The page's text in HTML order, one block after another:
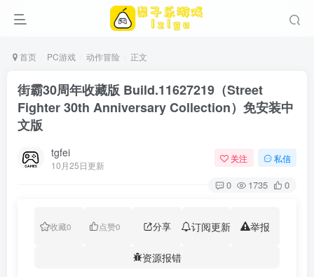
首页 PC游戏 动作冒险 正文
街霸30周年收藏版 Build.11627219（Street
Fighter 30th Anniversary Collection）免安装中
文版
tgfei
10月25日更新
关注 私信
0 1735 0
收藏0 点赞0 分享 订阅更新 举报
资源报错